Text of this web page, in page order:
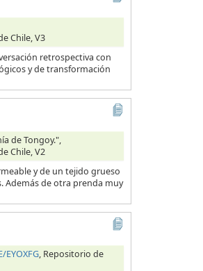
Chile, V3
retrospectiva con
y de transformación
de Tongoy.",
Chile, V2
y de un tejido grueso
Además de otra prenda muy
, Repositorio de